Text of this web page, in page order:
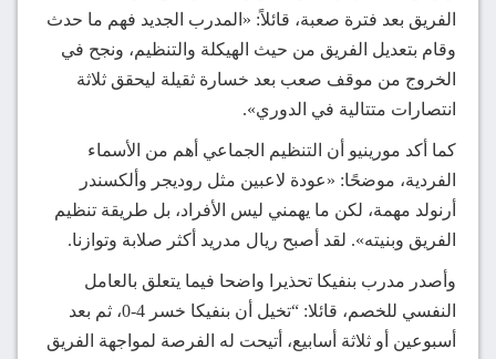
الفريق بعد فترة صعبة، قائلاً: «المدرب الجديد فهم ما حدث
وقام بتعديل الفريق من حيث الهيكلة والتنظيم، ونجح في
الخروج من موقف صعب بعد خسارة ثقيلة ليحقق ثلاثة
انتصارات متتالية في الدوري».
كما أكد مورينيو أن التنظيم الجماعي أهم من الأسماء
الفردية، موضحًا: «عودة لاعبين مثل روديجر وألكسندر
أرنولد مهمة، لكن ما يهمني ليس الأفراد، بل طريقة تنظيم
الفريق وبنيته». لقد أصبح ريال مدريد أكثر صلابة وتوازنا.
وأصدر مدرب بنفيكا تحذيرا واضحا فيما يتعلق بالعامل
النفسي للخصم، قائلا: “تخيل أن بنفيكا خسر 4-0، ثم بعد
أسبوعين أو ثلاثة أسابيع، أتيحت له الفرصة لمواجهة الفريق